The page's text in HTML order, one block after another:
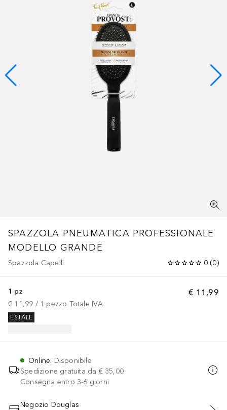
SPAZZOLA PNEUMATICA PROFESSIONALE
MODELLO GRANDE
Spazzola Capelli 0 (0)
€ 11,99
1 pz
€ 11,99 / 1 pezzo Totale IVA
ESTATE
Online: Disponibile
Spedizione gratuita da € 35,00
Consegna entro 3-6 giorni
Negozio Douglas